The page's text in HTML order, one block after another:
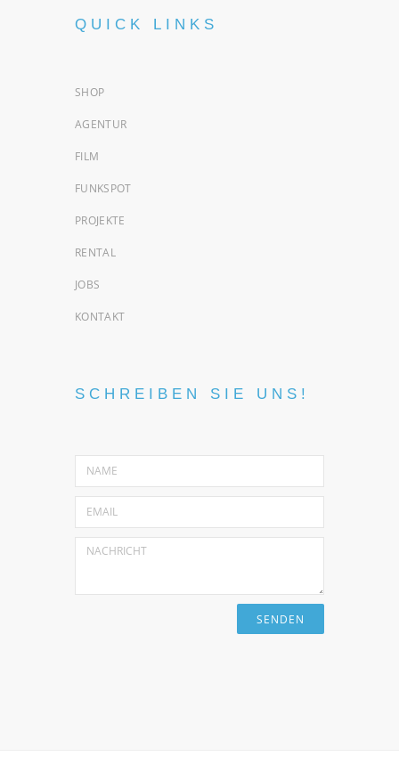
QUICK LINKS
SHOP
AGENTUR
FILM
FUNKSPOT
PROJEKTE
RENTAL
JOBS
KONTAKT
SCHREIBEN SIE UNS!
SENDEN